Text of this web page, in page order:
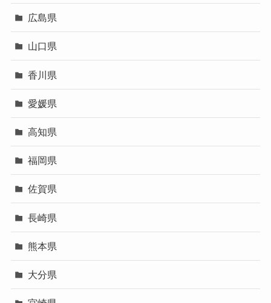
広島県
山口県
香川県
愛媛県
高知県
福岡県
佐賀県
長崎県
熊本県
大分県